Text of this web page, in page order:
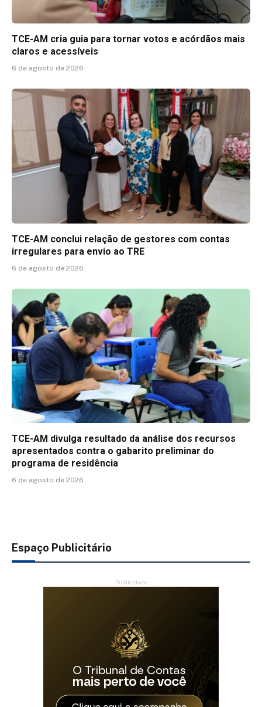
TCE-AM cria guia para tornar votos e acórdãos mais
claros e acessíveis
6 de agosto de 2026
TCE-AM conclui relação de gestores com contas
irregulares para envio ao TRE
6 de agosto de 2026
TCE-AM divulga resultado da análise dos recursos
apresentados contra o gabarito preliminar do
programa de residência
6 de agosto de 2026
Espaço Publicitário
Publicidade